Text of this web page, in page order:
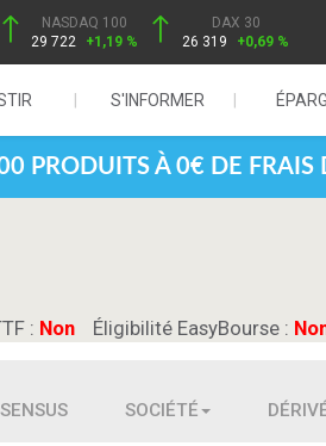
NASDAQ 100
29 722
+1,19 %
DAX 30
26 319
+0,69 %
S'INFORMER
PRODUITS À 0€ DE FRAIS
: Non Éligibilité EasyBourse :
SOCIÉTÉ